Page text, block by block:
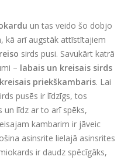
un tas veido šo dobjo
kā arī augstāk attīstītajiem
sirds pusi. Savukārt katrā
– labais un kreisais sirds
priekškambaris. Lai
pusēs ir līdzīgs, tos
līdz ar to arī spēks,
kambarim ir jāveic
asinsrite lielajā asinsrites
ir daudz spēcīgāks,